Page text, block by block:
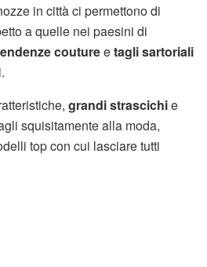
in città ci permettono di
a quelle nei paesini di
coutureetagli sartoriali
grandi strascichie
squisitamente alla moda,
top con cui lasciare tutti